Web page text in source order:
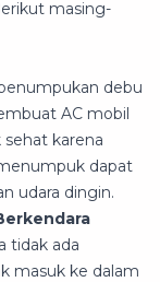
masing-
debu
AC mobil
karena
dapat
udara dingin.
tidak ada
masuk ke dalam